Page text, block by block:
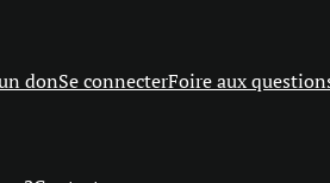
donSe connecterFoire aux